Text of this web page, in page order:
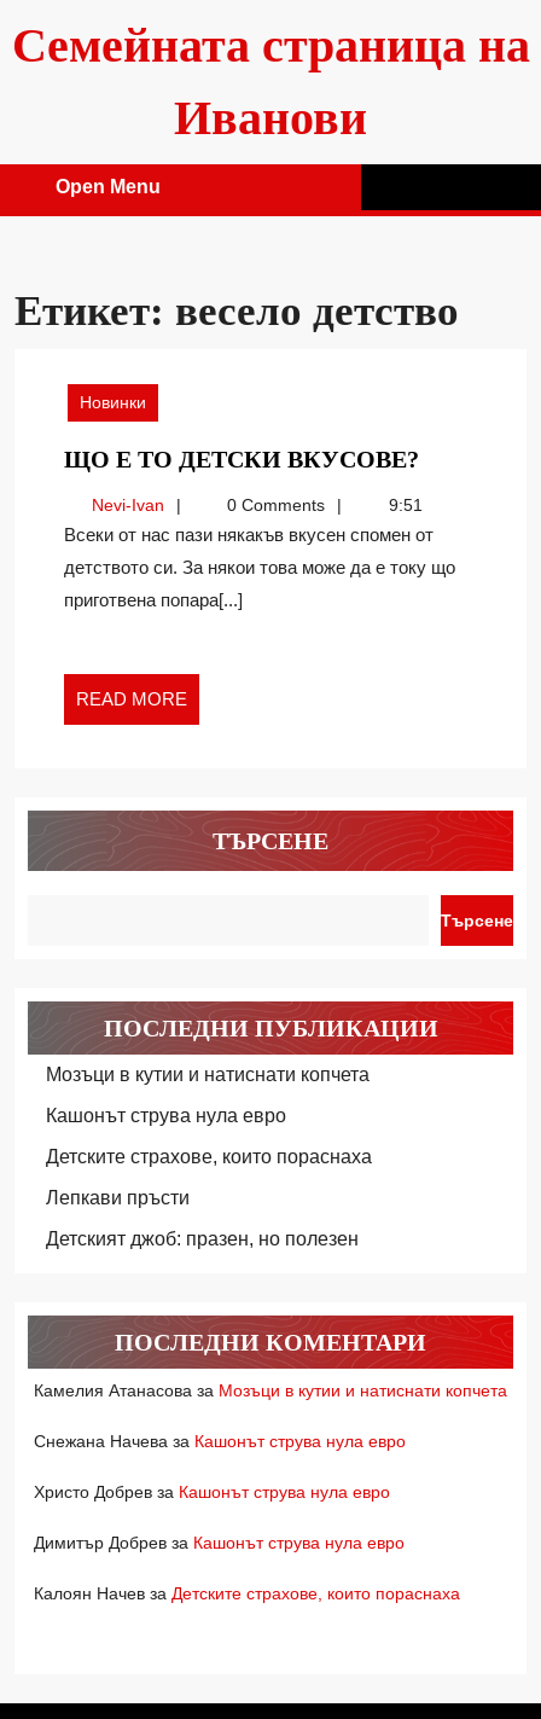
content
Семейната страница на
Иванови
Open Menu
Етикет: весело детство
Новинки
ЩО Е ТО ДЕТСКИ ВКУСОВЕ?
ТО
ДЕТСКИ
Nevi-IvanNevi-
Ivan
0 Comments 9:51
Всеки от нас пази някакъв вкусен спомен от
детството си. За някои това може да е току що
приготвена попара[...]
READ MORE
MORE
ТЪРСЕНЕ
Търсене
ПОСЛЕДНИ ПУБЛИКАЦИИ
Мозъци в кутии и натиснати копчета
Кашонът струва нула евро
Детските страхове, които пораснаха
Лепкави пръсти
Детският джоб: празен, но полезен
ПОСЛЕДНИ КОМЕНТАРИ
Камелия Атанасова за Мозъци в кутии и натиснати копчета
Снежана Начева за Кашонът струва нула евро
Христо Добрев за Кашонът струва нула евро
Димитър Добрев за Кашонът струва нула евро
Калоян Начев за Детските страхове, които пораснаха